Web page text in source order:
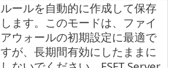
ルールを自動的に作成して保存
します。このモードは、ファイ
アウォールの初期設定に最適で
すが、長期間有効にしたままに